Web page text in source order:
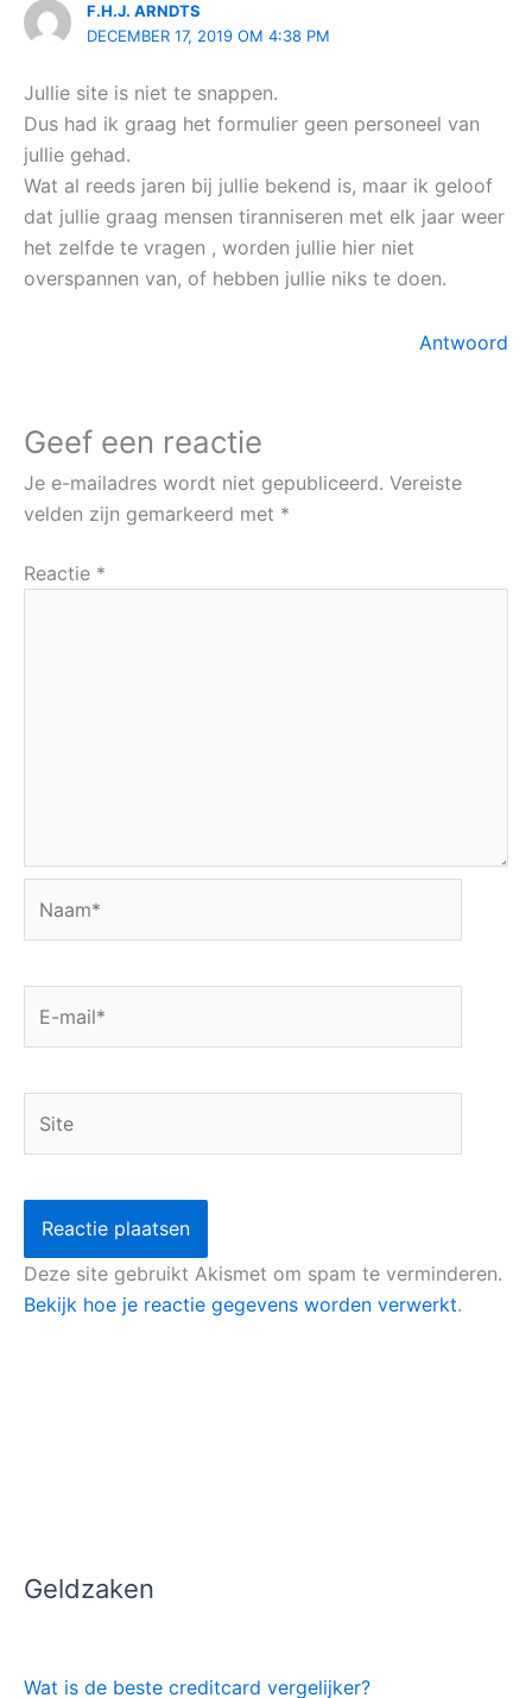
Geldzaken
Wat is de beste creditcard vergelijker?
F.H.J. ARNDTS
DECEMBER 17, 2019 OM 4:38 PM
Jullie site is niet te snappen.
Dus had ik graag het formulier geen personeel van
jullie gehad.
Wat al reeds jaren bij jullie bekend is, maar ik geloof
dat jullie graag mensen tiranniseren met elk jaar weer
het zelfde te vragen , worden jullie hier niet
overspannen van, of hebben jullie niks te doen.
Antwoord
Geef een reactie
Je e-mailadres wordt niet gepubliceerd. Vereiste
velden zijn gemarkeerd met *
Reactie *
mail*
Deze site gebruikt Akismet om spam te verminderen.
Bekijk hoe je reactie gegevens worden verwerkt.